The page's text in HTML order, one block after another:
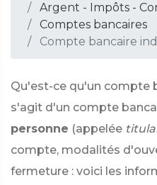
Argent - Impôts -
Comptes bancaires
Compte bancaire
Qu'est-ce qu'un compte
s'agit d'un compte
personne (appelée
compte, modalités
fermeture : voici les